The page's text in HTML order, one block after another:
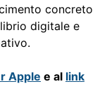
concreto
digitale e
Apple e al link